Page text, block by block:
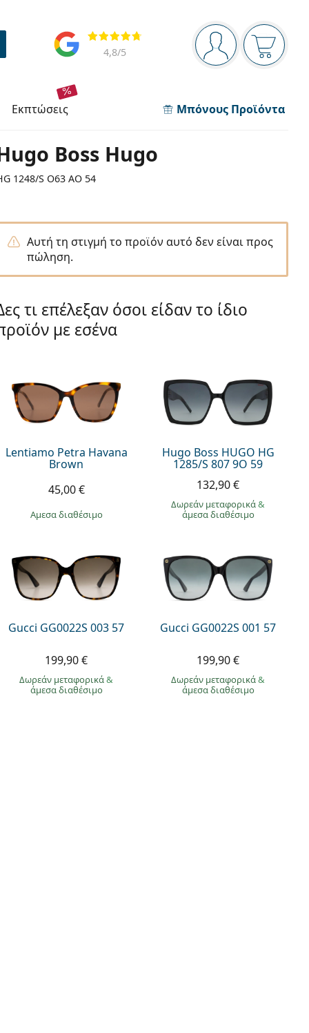
Πίνακας πλοήγησης
Είστε
Το
Αξιολογήσεις
4,8/5
εκπτώσεις Μπόνους Προϊόντα
Boss Hugo
1248/S O63 AO 54
Αυτή τη στιγμή το προϊόν αυτό δεν είναι προς
πώληση.
τι επέλεξαν όσοι είδαν το ίδιο
με εσένα
Lentiamo Petra Havana
Brown
45,00 €
άμεσα διαθέσιμο
Hugo Boss HUGO HG
1285/S 807 9O 59
132,90 €
Δωρεάν μεταφορικά&
άμεσα διαθέσιμο
Gucci GG0022S 003 57
199,90 €
Δωρεάν μεταφορικά&
άμεσα διαθέσιμο
Gucci GG0022S 001 57
199,90 €
Δωρεάν μεταφορικά&
άμεσα διαθέσιμο